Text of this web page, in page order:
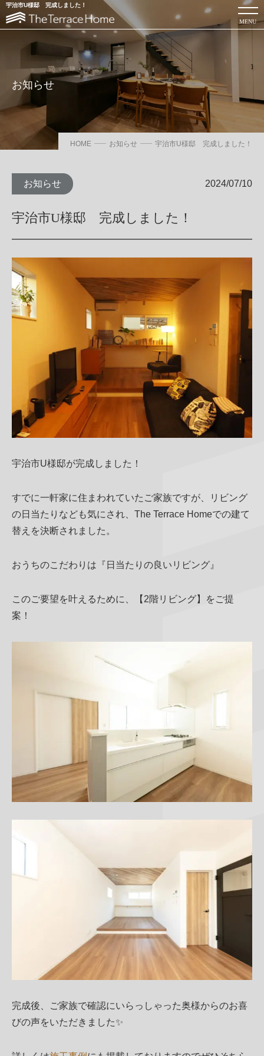
宇治市U様邸 完成しました！
MENU
お知らせ
HOME お知らせ 宇治市U様邸 完成しました！
お知らせ 2024/07/10
宇治市U様邸 完成しました！
宇治市U様邸が完成しました！
すでに一軒家に住まわれていたご家族ですが、リビング
の日当たりなども気にされ、The Terrace Homeでの建て
替えを決断されました。
おうちのこだわりは『日当たりの良いリビング』
このご要望を叶えるために、【2階リビング】をご提
案！
完成後、ご家族で確認にいらっしゃった奥様からのお喜
びの声をいただきました✨
ローコスト注文住宅を建てるならThe Terrace Home
当社について
商品サービス・性能紹介
お知らせ・コラム
家づくりのイメージ
その他
カタログを見る お問い合わせ